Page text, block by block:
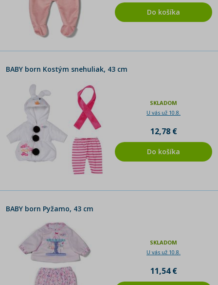
Do košíka
BABY born Kostým snehuliak, 43 cm
SKLADOM
U vás už 10.8.
12,78 €
Do košíka
BABY born Pyžamo, 43 cm
SKLADOM
U vás už 10.8.
11,54 €